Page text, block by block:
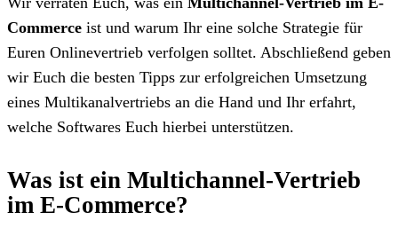
Commerce ist und warum Ihr eine solche Strategie für
Euren Onlinevertrieb verfolgen solltet. Abschließend geben
wir Euch die besten Tipps zur erfolgreichen Umsetzung
eines Multikanalvertriebs an die Hand und Ihr erfahrt,
welche Softwares Euch hierbei unterstützen.
Was ist ein Multichannel-Vertrieb
im E-Commerce?